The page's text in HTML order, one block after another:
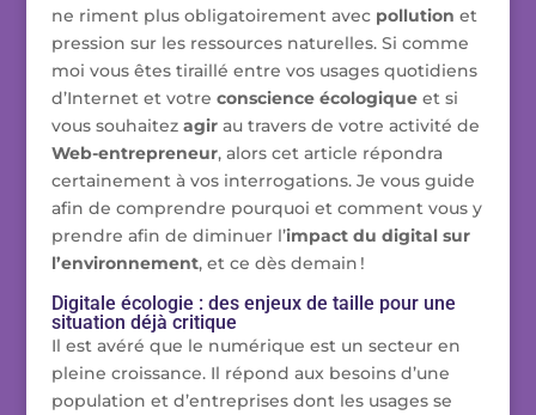
ne riment plus obligatoirement avec pollution et
pression sur les ressources naturelles. Si comme
moi vous êtes tiraillé entre vos usages quotidiens
d’Internet et votre conscience écologiqueet si
vous souhaitez agirau travers de votre activité de
Web-entrepreneur, alors cet article répondra
certainement à vos interrogations. Je vous guide
afin de comprendre pourquoi et comment vous y
prendre afin de diminuer l’impact du digital sur
l’environnement, et ce dès demain !
Digitale écologie : des enjeux de taille pour une
situation déjà critique
Il est avéré que le numérique est un secteur en
pleine croissance. Il répond aux besoins d’une
population et d’entreprises dont les usages se